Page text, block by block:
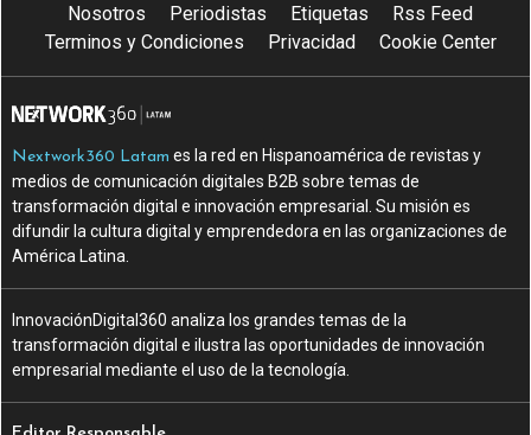
Nosotros Periodistas Etiquetas
Rss Feed
Terminos y Condiciones
Privacidad Cookie Center
Nextwork360 Latam es la red en Hispanoamérica de revistas y
medios de comunicación digitales B2B sobre temas de
transformación digital e innovación empresarial. Su misión es
difundir la cultura digital y emprendedora en las organizaciones de
América Latina.
InnovaciónDigital360 analiza los grandes temas de la
transformación digital e ilustra las oportunidades de innovación
empresarial mediante el uso de la tecnología.